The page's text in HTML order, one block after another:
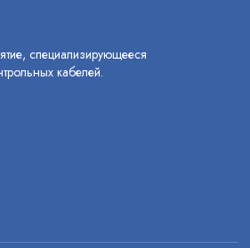
специализирующееся
кабелей.